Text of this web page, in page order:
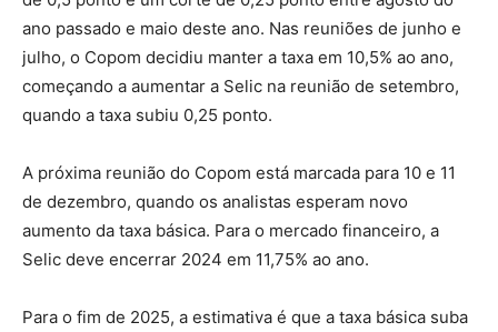
ano passado e maio deste ano. Nas reuniões de junho e
julho, o Copom decidiu manter a taxa em 10,5% ao ano,
começando a aumentar a Selic na reunião de setembro,
quando a taxa subiu 0,25 ponto.
A próxima reunião do Copom está marcada para 10 e 11
de dezembro, quando os analistas esperam novo
aumento da taxa básica. Para o mercado financeiro, a
Selic deve encerrar 2024 em 11,75% ao ano.
Para o fim de 2025, a estimativa é que a taxa básica suba